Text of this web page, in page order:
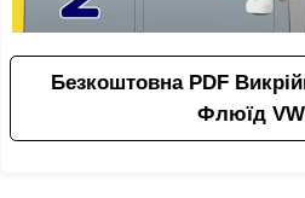
Безкоштовна PDF
Флюїд